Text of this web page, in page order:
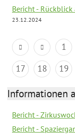
Bericht -
23.12.2024
1
17
18 19
Informationen
Bericht -
Bericht -